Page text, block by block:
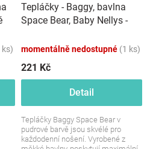
ks)
Tepláčky - Baggy, bavlna
Space Bear, Baby Nellys -
momentálně nedostupné (1 ks)
221 Kč
Detail
Tepláčky Baggy Space Bear v
pudrové barvě jsou skvélé pro
každodenní nošení. Vyrobené z